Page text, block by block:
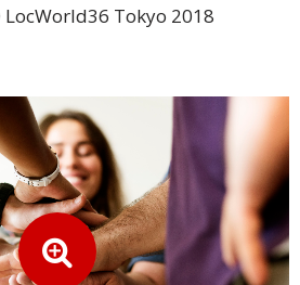
LocWorld36 Tokyo 2018